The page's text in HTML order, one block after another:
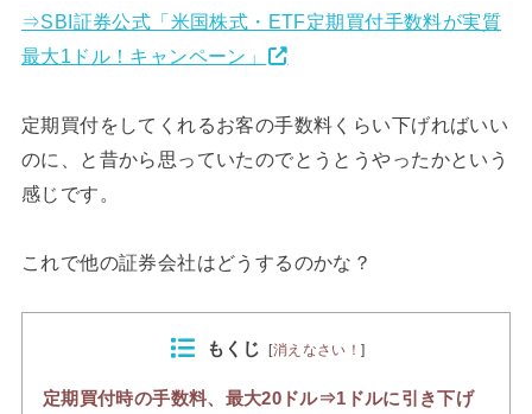
⇒SBI証券公式「米国株式・ETF定期買付手数料が実質
最大1ドル！キャンペーン」
定期買付をしてくれるお客の手数料くらい下げればいい
のに、と昔から思っていたのでとうとうやったかという
感じです。
これで他の証券会社はどうするのかな？
もくじ [消えなさい！]
定期買付時の手数料、最大20ドル⇒1ドルに引き下げ